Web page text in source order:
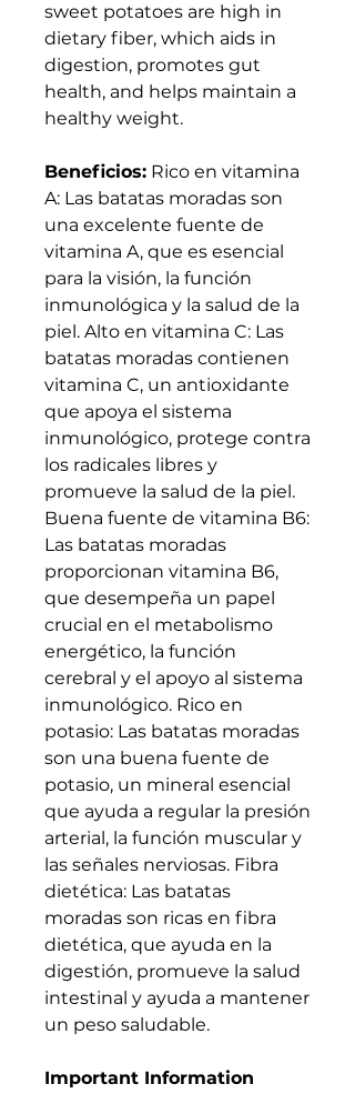
sweet potatoes are high in
dietary fiber, which aids in
digestion, promotes gut
health, and helps maintain a
healthy weight.
Beneficios: Rico en vitamina
A: Las batatas moradas son
una excelente fuente de
vitamina A, que es esencial
para la visión, la función
inmunológica y la salud de la
piel. Alto en vitamina C: Las
batatas moradas contienen
vitamina C, un antioxidante
que apoya el sistema
inmunológico, protege contra
los radicales libres y
promueve la salud de la piel.
Buena fuente de vitamina B6:
Las batatas moradas
proporcionan vitamina B6,
que desempeña un papel
crucial en el metabolismo
energético, la función
cerebral y el apoyo al sistema
inmunológico. Rico en
potasio: Las batatas moradas
son una buena fuente de
potasio, un mineral esencial
que ayuda a regular la presión
arterial, la función muscular y
las señales nerviosas. Fibra
dietética: Las batatas
moradas son ricas en fibra
dietética, que ayuda en la
digestión, promueve la salud
intestinal y ayuda a mantener
un peso saludable.
Important Information